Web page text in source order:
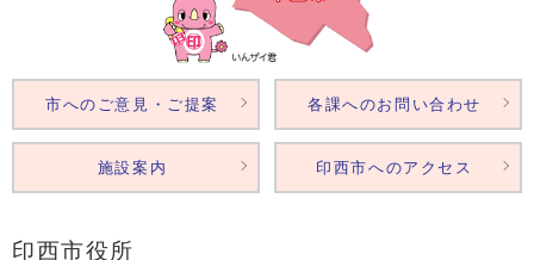
印西市役所
市へのご意見・ご提案 各課へのお問い合わせ
施設案内 印西市へのアクセス